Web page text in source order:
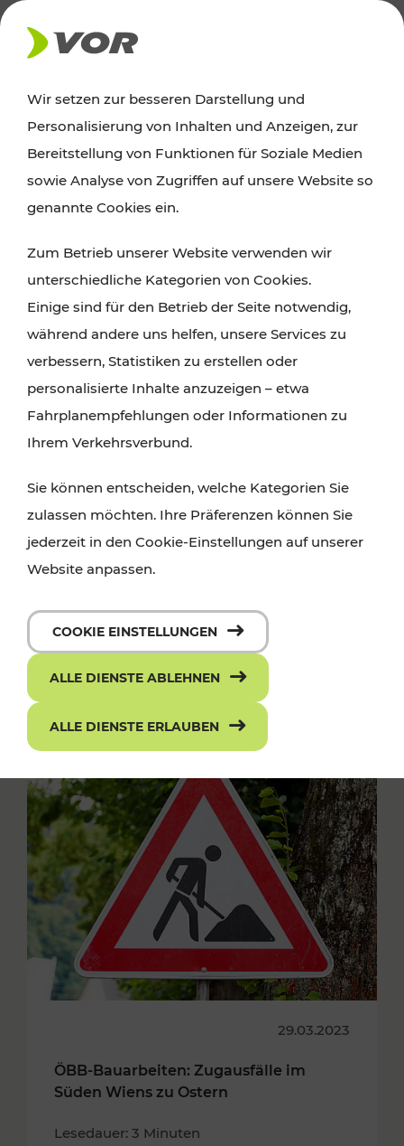
AKTUELLES
News
Alle wichtigen Meldungen zu Fahrplanänderungen,
finden Sie hier im Überblick.
29.03.2023
ÖBB-Bauarbeiten: Zugausfälle im
Süden Wiens zu Ostern
Lesedauer: 3 Minuten
Wir setzen zur besseren Darstellung und
Personalisierung von Inhalten und Anzeigen, zur
Bereitstellung von Funktionen für Soziale Medien
sowie Analyse von Zugriffen auf unsere Website so
genannte Cookies ein.
Zum Betrieb unserer Website verwenden wir
unterschiedliche Kategorien von Cookies.
Einige sind für den Betrieb der Seite notwendig,
während andere uns helfen, unsere Services zu
verbessern, Statistiken zu erstellen oder
personalisierte Inhalte anzuzeigen – etwa
Fahrplanempfehlungen oder Informationen zu
Ihrem Verkehrsverbund.
Sie können entscheiden, welche Kategorien Sie
zulassen möchten. Ihre Präferenzen können Sie
jederzeit in den Cookie-Einstellungen auf unserer
Website anpassen.
COOKIE EINSTELLUNGEN
ALLE DIENSTE ABLEHNEN
ALLE DIENSTE ERLAUBEN